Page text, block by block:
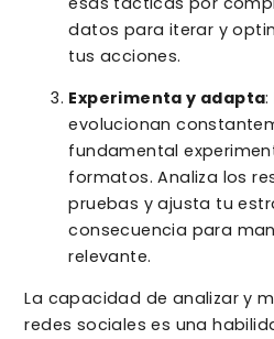
datos para iterar y
tus acciones.
Experimenta y adapta
evolucionan
fundamental
formatos. Analiza los
pruebas y ajusta tu
consecuencia para
relevante.
La capacidad de analizar y
redes sociales es una